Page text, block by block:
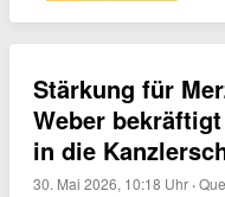
Stärkung für
Weber
in die
30. Mai 2026, 10:18 Uhr ·